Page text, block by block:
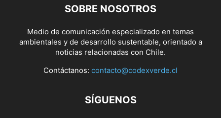
SOBRE NOSOTROS
Medio de comunicación especializado en temas
ambientales y de desarrollo sustentable, orientado a
noticias relacionadas con Chile.
Contáctanos: contacto@codexverde.cl
SÍGUENOS